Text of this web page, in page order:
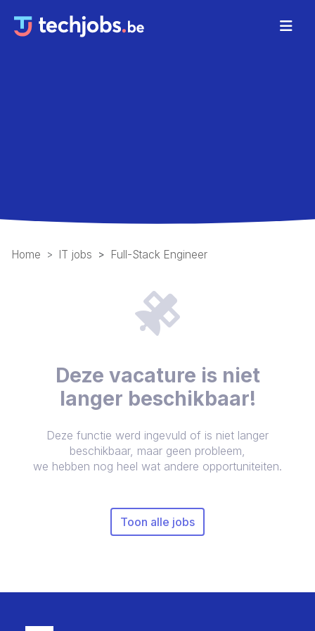
Home IT jobs Full-Stack Engineer
Deze vacature is niet
langer beschikbaar!
Deze functie werd ingevuld of is niet langer
beschikbaar, maar geen probleem,
we hebben nog heel wat andere opportuniteiten.
Toon alle jobs